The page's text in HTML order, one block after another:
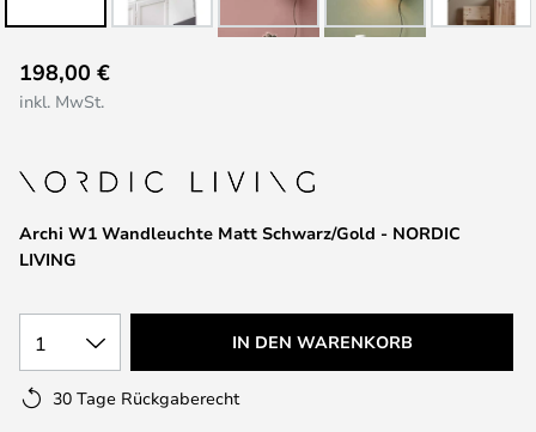
Anfang
der
springen
Archi W1 Wandleuchte Matt Schwarz/Gold - NORDIC
LIVING
198,00 €
inkl. MwSt.
1 IN DEN WARENKORB
30 Tage Rückgaberecht